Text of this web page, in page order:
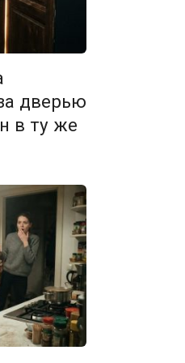
дверью
в ту же